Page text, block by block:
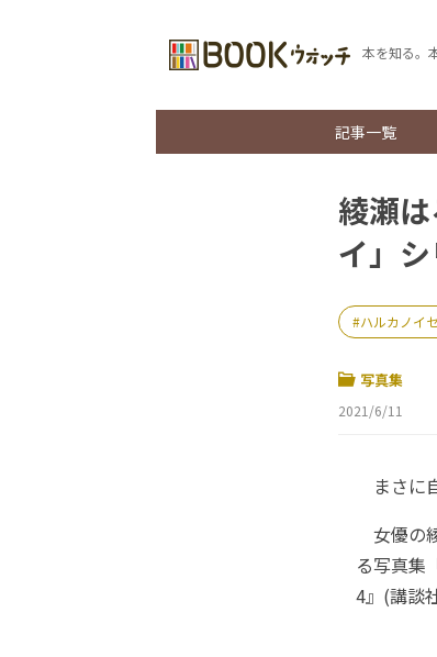
本を知る。
記事一覧
綾瀬
イ」
ハルカノイ
写真集
2021/6/11
まさに
女優の
る写真集
4』(講談